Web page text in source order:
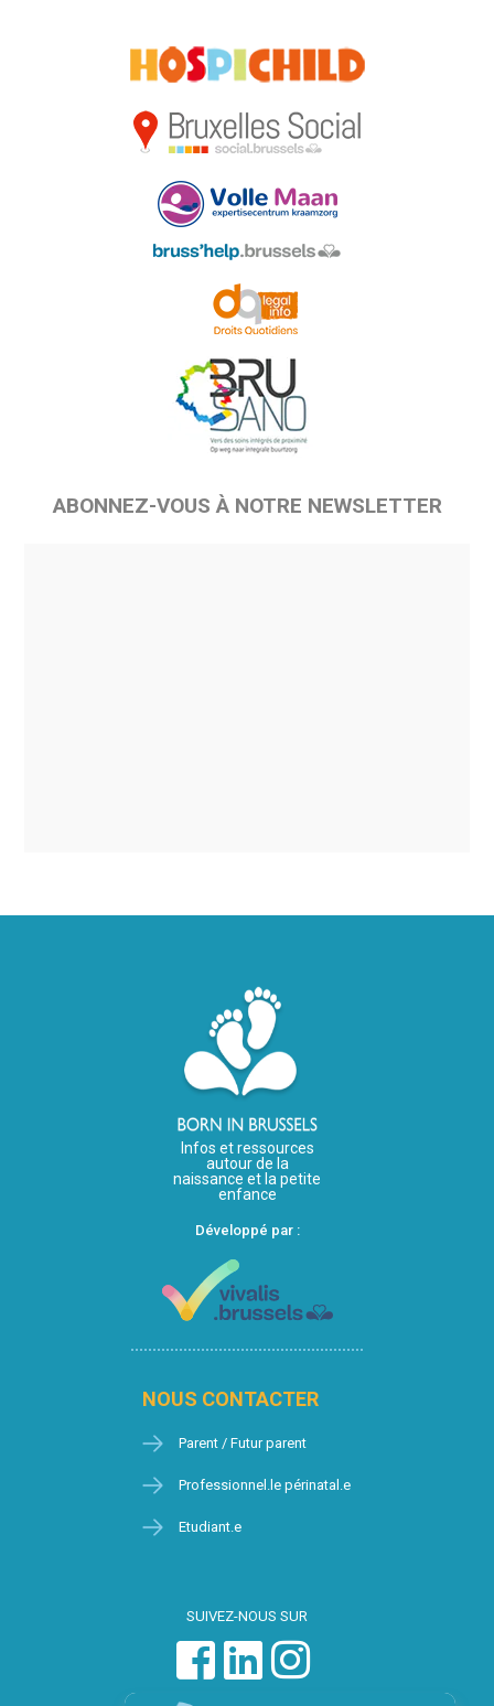
ABONNEZ-VOUS À NOTRE NEWSLETTER
Infos et ressources
autour de la
naissance et la petite
enfance
Développé par :
NOUS CONTACTER
Parent / Futur parent
Professionnel.le périnatal.e
Etudiant.e
SUIVEZ-NOUS SUR